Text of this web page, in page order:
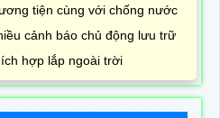
tiện cùng với chống nước
cảnh báo chủ động lưu trữ
hợp lắp ngoài trời